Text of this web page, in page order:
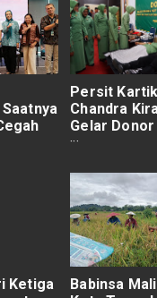
Persit
Chandra
Gelar
Sambut HUT
Terkumpul
Ketiga
Babinsa